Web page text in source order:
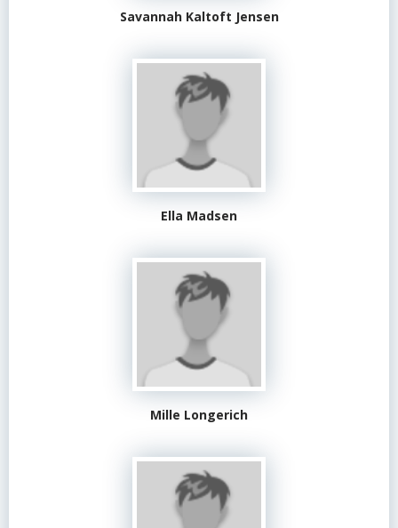
Savannah Kaltoft Jensen
Ella Madsen
Mille Longerich